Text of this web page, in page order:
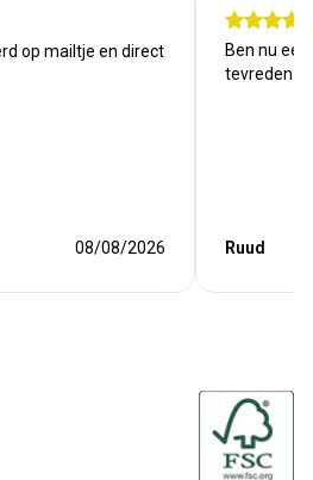
op mailtje en direct
08/08/2026
Ben nu
tevreden.
Ruud